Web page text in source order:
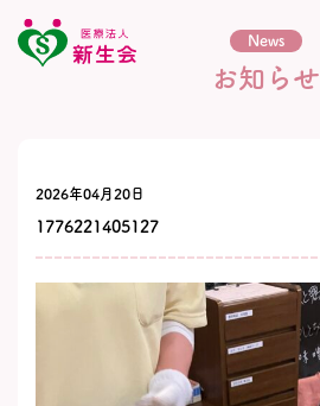
News
お知らせ
2026年04月20日
1776221405127